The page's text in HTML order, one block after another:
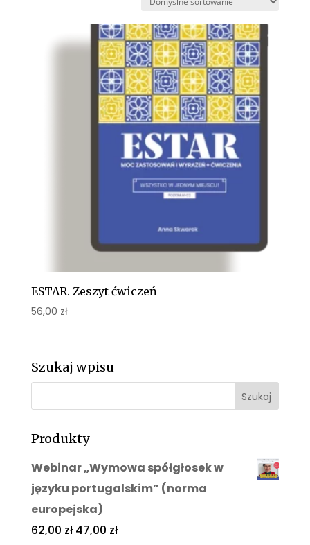
ESTAR. Zeszyt ćwiczeń
56,00 zł
Szukaj wpisu
Produkty
Webinar „Wymowa spółgłosek w
języku portugalskim” (norma
europejska)
62,00zł 47,00 zł